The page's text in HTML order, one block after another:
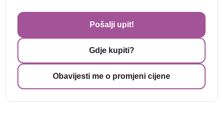
Pošalji upit!
Gdje kupiti?
Obavijesti me o promjeni cijene